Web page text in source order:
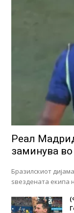
Реал
заминува
Бразилскиот
ѕвездената екипа